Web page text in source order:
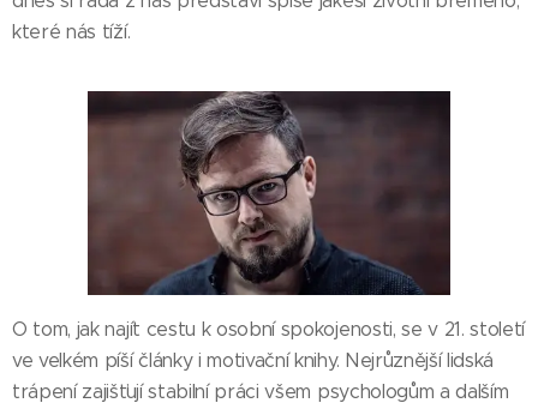
které nás tíží.
O tom, jak najít cestu k osobní spokojenosti, se v 21. století
ve velkém píší články i motivační knihy. Nejrůznější lidská
trápení zajišťují stabilní práci všem psychologům a dalším